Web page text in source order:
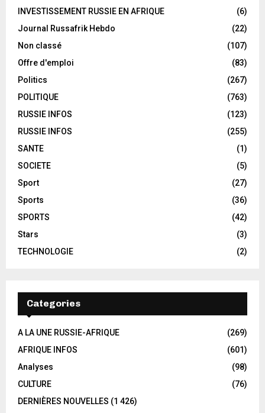
INVESTISSEMENT RUSSIE EN AFRIQUE
(6)
Journal Russafrik Hebdo
(22)
Non classé
(107)
Offre d'emploi
(83)
Politics
(267)
POLITIQUE
(763)
RUSSIE INFOS
(123)
RUSSIE INFOS
(255)
SANTE
(1)
SOCIETE
(5)
Sport
(27)
Sports
(36)
SPORTS
(42)
Stars
(3)
TECHNOLOGIE
(2)
Categories
A LA UNE RUSSIE-AFRIQUE
(269)
AFRIQUE INFOS
(601)
Analyses
(98)
CULTURE
(76)
DERNIÈRES NOUVELLES (1 426)